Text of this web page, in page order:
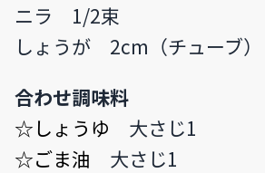
ニラ 1/2束
しょうが 2cm（チューブ）
合わせ調味料
☆しょうゆ 大さじ1
☆ごま油 大さじ1